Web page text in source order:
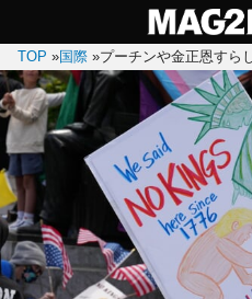
TOP »国際 »プーチンや金正恩すら